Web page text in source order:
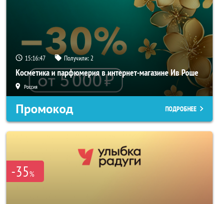
15:16:46 Получили:2
Косметика и парфюмерия в интернет-магазине Ив Роше
Россия
Промокод ПОДРОБНЕЕ
-35%